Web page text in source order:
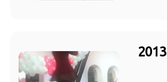
2013